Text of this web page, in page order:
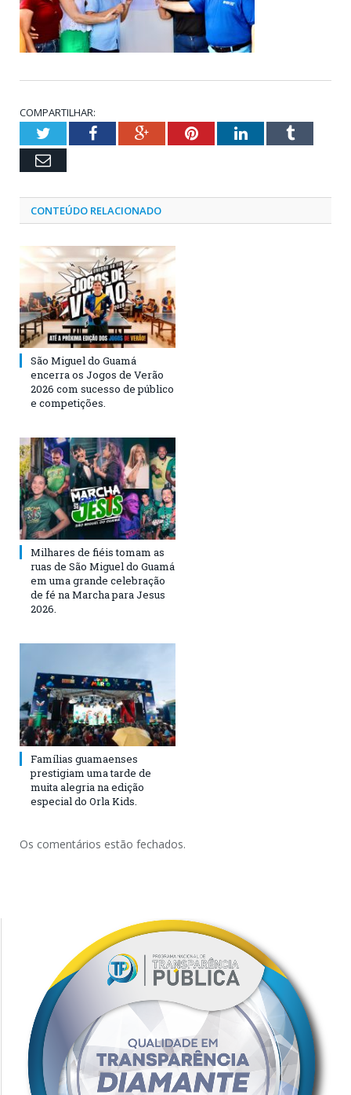
COMPARTILHAR:
TwitterFacebookGoogle+PinterestLinkedInTumblr
Email
CONTEÚDO RELACIONADO
São Miguel do Guamá
encerra os Jogos de Verão
2026 com sucesso de público
e competições.
Milhares de fiéis tomam as
ruas de São Miguel do Guamá
em uma grande celebração
de fé na Marcha para Jesus
2026.
Famílias guamaenses
prestigiam uma tarde de
muita alegria na edição
especial do Orla Kids.
Os comentários estão fechados.